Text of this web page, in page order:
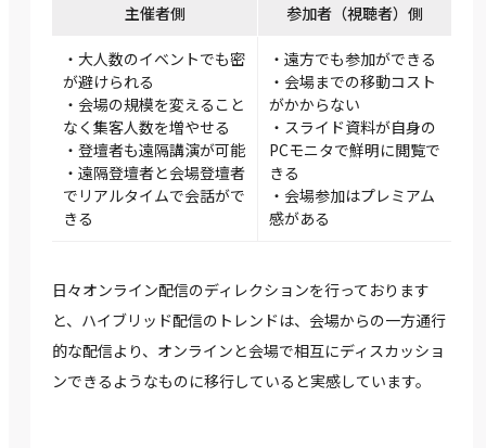
主催者側 参加者（視聴者）側
・大人数のイベントでも密
が避けられる
・会場の規模を変えること
なく集客人数を増やせる
・登壇者も遠隔講演が可能
・遠隔登壇者と会場登壇者
でリアルタイムで会話がで
きる
・遠方でも参加ができる
・会場までの移動コスト
がかからない
・スライド資料が自身の
PCモニタで鮮明に閲覧で
きる
・会場参加はプレミアム
感がある
日々オンライン配信のディレクションを行っております
と、ハイブリッド配信のトレンドは、会場からの一方通行
的な配信より、オンラインと会場で相互にディスカッショ
ンできるようなものに移行していると実感しています。